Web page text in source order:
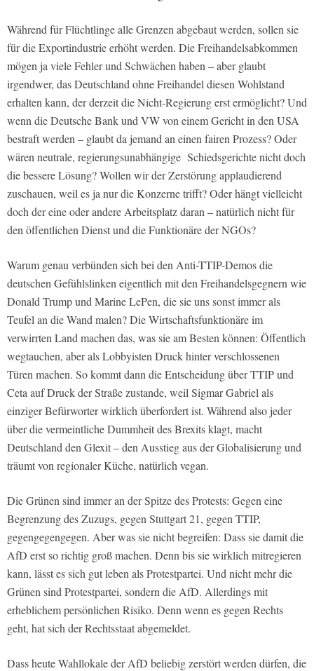
Während für Flüchtlinge alle Grenzen abgebaut werden, sollen sie
für die Exportindustrie erhöht werden. Die Freihandelsabkommen
mögen ja viele Fehler und Schwächen haben – aber glaubt
irgendwer, das Deutschland ohne Freihandel diesen Wohlstand
erhalten kann, der derzeit die Nicht-Regierung erst ermöglicht? Und
wenn die Deutsche Bank und VW von einem Gericht in den USA
bestraft werden – glaubt da jemand an einen fairen Prozess? Oder
wären neutrale, regierungsunabhängige Schiedsgerichte nicht doch
die bessere Lösung? Wollen wir der Zerstörung applaudierend
zuschauen, weil es ja nur die Konzerne trifft? Oder hängt vielleicht
doch der eine oder andere Arbeitsplatz daran – natürlich nicht für
den öffentlichen Dienst und die Funktionäre der NGOs?
Warum genau verbünden sich bei den Anti-TTIP-Demos die
deutschen Gefühlslinken eigentlich mit den Freihandelsgegnern wie
Donald Trump und Marine LePen, die sie uns sonst immer als
Teufel an die Wand malen? Die Wirtschaftsfunktionäre im
verwirrten Land machen das, was sie am Besten können: Öffentlich
wegtauchen, aber als Lobbyisten Druck hinter verschlossenen
Türen machen. So kommt dann die Entscheidung über TTIP und
Ceta auf Druck der Straße zustande, weil Sigmar Gabriel als
einziger Befürworter wirklich überfordert ist. Während also jeder
über die vermeintliche Dummheit des Brexits klagt, macht
Deutschland den Glexit – den Ausstieg aus der Globalisierung und
träumt von regionaler Küche, natürlich vegan.
Die Grünen sind immer an der Spitze des Protests: Gegen eine
Begrenzung des Zuzugs, gegen Stuttgart 21, gegen TTIP,
gegengegengegen. Aber was sie nicht begreifen: Dass sie damit die
AfD erst so richtig groß machen. Denn bis sie wirklich mitregieren
kann, lässt es sich gut leben als Protestpartei. Und nicht mehr die
Grünen sind Protestpartei, sondern die AfD. Allerdings mit
erheblichem persönlichen Risiko. Denn wenn es gegen Rechts
geht, hat sich der Rechtsstaat abgemeldet.
Dass heute Wahllokale der AfD beliebig zerstört werden dürfen, die